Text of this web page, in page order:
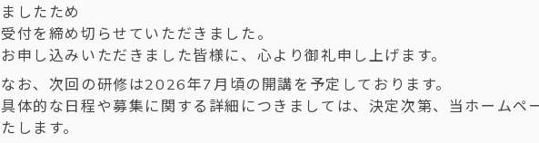
ましたため
受付を締め切らせていただきました。
お申し込みいただきました皆様に、心より御礼申し上げます。
なお、次回の研修は2026年7月頃の開講を予定しております。
具体的な日程や募集に関する詳細につきましては、決定次第、当ホームペ
たします。